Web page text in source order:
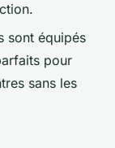
sont équipés
pour
sans les